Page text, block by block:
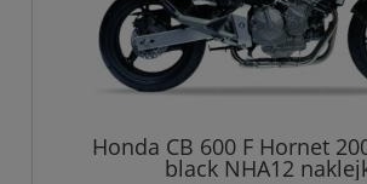
Honda CB 600 F Hornet
black NHA12